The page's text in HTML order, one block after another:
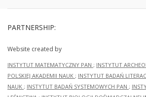
PARTNERSHIP:
Website created by
INSTYTUT MATEMATYCZNY PAN ; INSTYTUT
POLSKIEJ AKADEMII NAUK ; INSTYTUT BADAŃ
NAUK ; INSTYTUT BADAŃ SYSTEMOWYCH PAN ;